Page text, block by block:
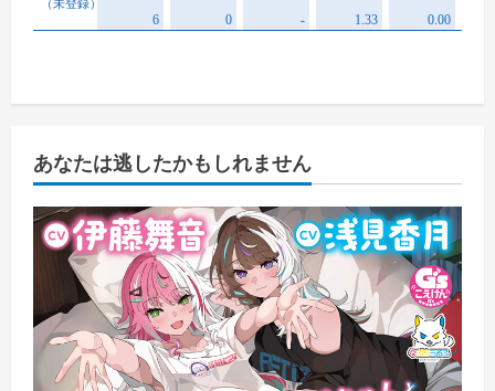
あなたは逃したかもしれません